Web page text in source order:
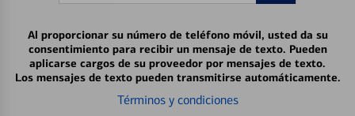
Al proporcionar su número de teléfono móvil, usted da su
consentimiento para recibir un mensaje de texto. Pueden
aplicarse cargos de su proveedor por mensajes de texto.
Los mensajes de texto pueden transmitirse automáticamente.
Términos y condiciones